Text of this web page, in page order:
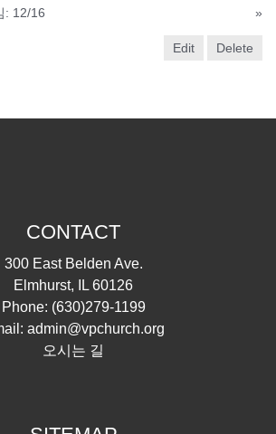
: 12/16
»
Edit Delete
CONTACT
300 East Belden Ave.
Elmhurst, IL 60126
Phone: (630)279-1199
admin@vpchurch.org
오시는 길